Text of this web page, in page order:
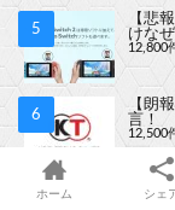
【悲
けな
12,800
【朗
言！
12,500
【朗
ム史
ホーム シェ